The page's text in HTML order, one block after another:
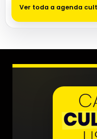
Ver toda a agenda